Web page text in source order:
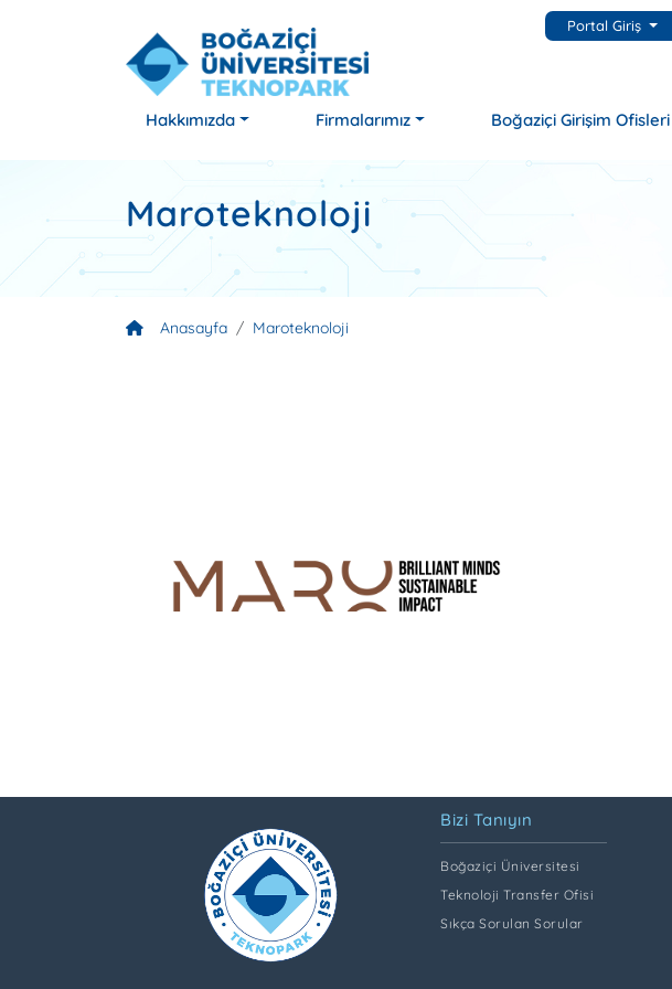
Portal Giriş
Hakkımızda Firmalarımız Boğaziçi Girişim Ofisleri
Maroteknoloji
Anasayfa Maroteknoloji
Bizi Tanıyın
Boğaziçi Üniversitesi
Teknoloji Transfer Ofisi
Sıkça Sorulan Sorular